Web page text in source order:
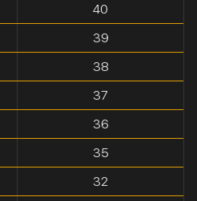
40
39
38
37
36
35
32